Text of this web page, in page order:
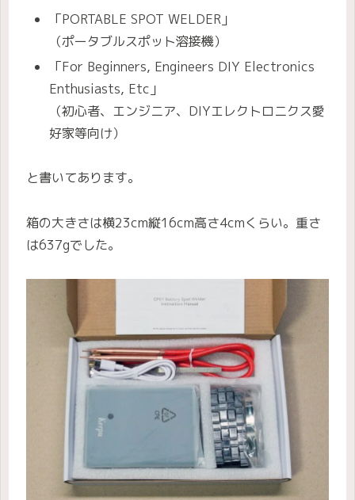
「PORTABLE SPOT WELDER」
（ポータブルスポット溶接機）
「For Beginners, Engineers DIY Electronics
Enthusiasts, Etc」
（初心者、エンジニア、DIYエレクトロニクス愛
好家等向け）
と書いてあります。
箱の大きさは横23cm縦16cm高さ4cmくらい。重さ
は637gでした。